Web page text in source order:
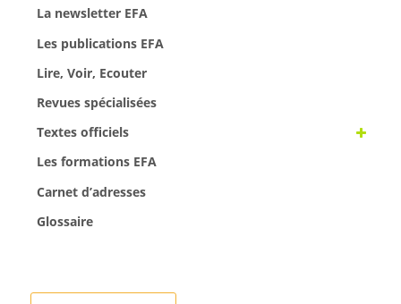
La newsletter EFA
Les publications EFA
Lire, Voir, Ecouter
Revues spécialisées
Textes officiels
Les formations EFA
Carnet d’adresses
Glossaire